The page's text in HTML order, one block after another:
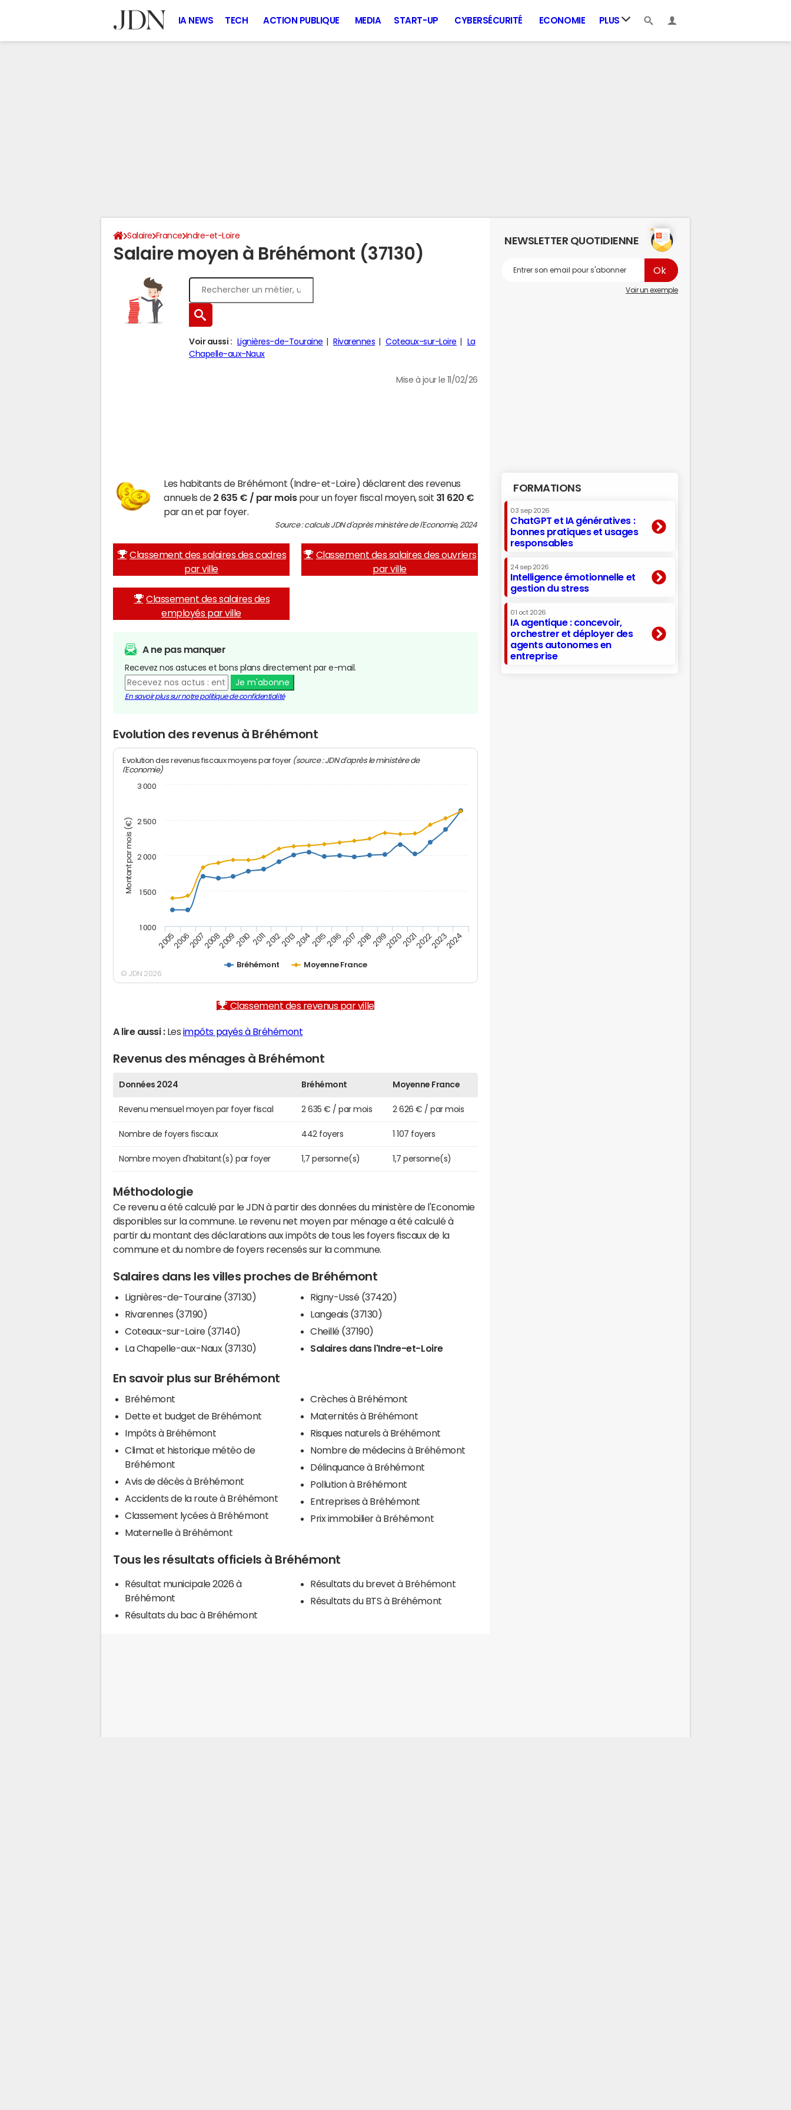
IA NEWS TECH ACTION PUBLIQUE MEDIA START-UP CYBERSÉCURITÉ ECONOMIE PLUS
Salaire France Indre-et-Loire
Salaire moyen à Bréhémont (37130)
Voir aussi : Lignières-de-Touraine Rivarennes Coteaux-sur-Loire
La
Chapelle-aux-Naux
Mise à jour le 11/02/26
Les habitants de Bréhémont (Indre-et-Loire) déclarent des revenus
annuels de 2 635 € / par moispour un foyer fiscal moyen, soit 31 620 €
par an et par foyer.
Source : calculs JDN d'après ministère de l'Economie, 2024
Classement des salaires des cadres
par ville
Classement des salaires des ouvriers
par ville
Classement des salaires des
employés par ville
A ne pas manquer
Recevez nos astuces et bons plans directement par e-mail.
Je m'abonne
En savoir plus sur notre politique de confidentialité
Evolution des revenus à Bréhémont
Montant par mois (€)
Evolution des revenus fiscaux moyens par foyer (source : JDN d'après le ministère de
l'Economie)
Bréhémont Moyenne France
200520062007200820092010 20112012201320142015201620172018201920202021202220232024
1 000
1 500
2 000
2 500
3 000
© JDN 2026
Classement des revenus par ville
A lire aussi :Les impôts payés à Bréhémont
Revenus des ménages à Bréhémont
Données 2024 Bréhémont Moyenne France
Revenu mensuel moyen par foyer fiscal 2 635 € / par mois 2 626 € / par mois
Nombre de foyers fiscaux 442 foyers 1 107 foyers
Nombre moyen d'habitant(s) par foyer 1,7 personne(s) 1,7 personne(s)
Méthodologie
Ce revenu a été calculé par le JDN à partir des données du ministère de l'Economie
disponibles sur la commune. Le revenu net moyen par ménage a été calculé à
partir du montant des déclarations aux impôts de tous les foyers fiscaux de la
commune et du nombre de foyers recensés sur la commune.
Salaires dans les villes proches de Bréhémont
Lignières-de-Touraine (37130)
Rivarennes (37190)
Coteaux-sur-Loire (37140)
La Chapelle-aux-Naux (37130)
Rigny-Ussé (37420)
Langeais (37130)
Cheillé (37190)
Salaires dans l'Indre-et-Loire
En savoir plus sur Bréhémont
Bréhémont
Dette et budget de Bréhémont
Impôts à Bréhémont
Climat et historique météo de
Bréhémont
Avis de décès à Bréhémont
Accidents de la route à Bréhémont
Classement lycées à Bréhémont
Maternelle à Bréhémont
Crèches à Bréhémont
Maternités à Bréhémont
Risques naturels à Bréhémont
Nombre de médecins à Bréhémont
Délinquance à Bréhémont
Pollution à Bréhémont
Entreprises à Bréhémont
Prix immobilier à Bréhémont
Tous les résultats officiels à Bréhémont
Résultat municipale 2026 à
Bréhémont
Résultats du bac à Bréhémont
Résultats du brevet à Bréhémont
Résultats du BTS à Bréhémont
NEWSLETTER QUOTIDIENNE
Voir un exemple
FORMATIONS
03 sep 2026
ChatGPT et IA génératives :
bonnes pratiques et usages
responsables
24 sep 2026
Intelligence émotionnelle et
gestion du stress
01 oct 2026
IA agentique : concevoir,
orchestrer et déployer des
agents autonomes en
entreprise